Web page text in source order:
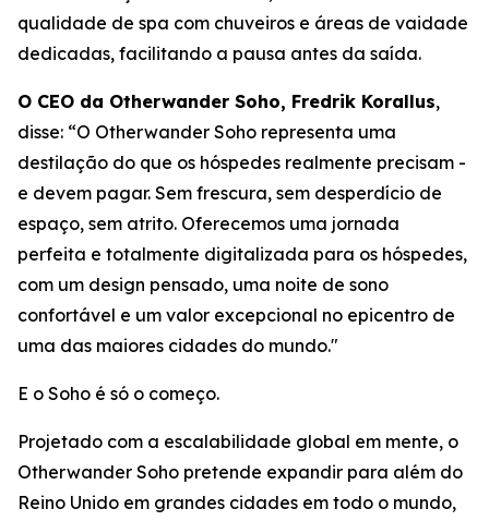
qualidade de spa com chuveiros e áreas de vaidade
dedicadas, facilitando a pausa antes da saída.
O CEO da Otherwander Soho, Fredrik Korallus,
disse: “O Otherwander Soho representa uma
destilação do que os hóspedes realmente precisam -
e devem pagar. Sem frescura, sem desperdício de
espaço, sem atrito. Oferecemos uma jornada
perfeita e totalmente digitalizada para os hóspedes,
com um design pensado, uma noite de sono
confortável e um valor excepcional no epicentro de
uma das maiores cidades do mundo."
E o Soho é só o começo.
Projetado com a escalabilidade global em mente, o
Otherwander Soho pretende expandir para além do
Reino Unido em grandes cidades em todo o mundo,